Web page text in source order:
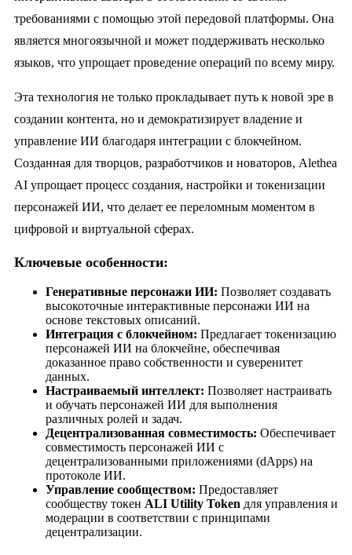
требованиями с помощью этой передовой платформы. Она
является многоязычной и может поддерживать несколько
языков, что упрощает проведение операций по всему миру.
Эта технология не только прокладывает путь к новой эре в
создании контента, но и демократизирует владение и
управление ИИ благодаря интеграции с блокчейном.
Созданная для творцов, разработчиков и новаторов, Alethea
AI упрощает процесс создания, настройки и токенизации
персонажей ИИ, что делает ее переломным моментом в
цифровой и виртуальной сферах.
Ключевые особенности:
Генеративные персонажи ИИ: Позволяет создавать
высокоточные интерактивные персонажи ИИ на
основе текстовых описаний.
Интеграция с блокчейном: Предлагает токенизацию
персонажей ИИ на блокчейне, обеспечивая
доказанное право собственности и суверенитет
данных.
Настраиваемый интеллект: Позволяет настраивать
и обучать персонажей ИИ для выполнения
различных ролей и задач.
Децентрализованная совместимость: Обеспечивает
совместимость персонажей ИИ с
децентрализованными приложениями (dApps) на
протоколе ИИ.
Управление сообществом: Предоставляет
сообществу токен ALI Utility Token для управления и
модерации в соответствии с принципами
децентрализации.